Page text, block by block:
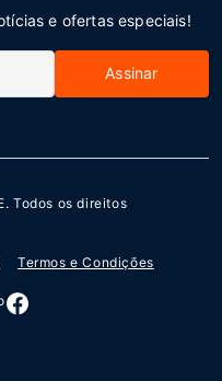
e ofertas especiais!
Assinar
. Todos os direitos
Termos e Condições